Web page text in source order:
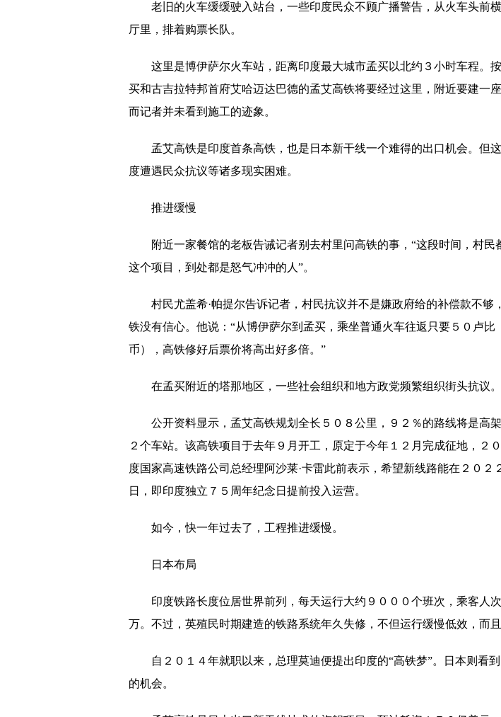
从让理想飞扬，到梦想点亮未来，红旗品牌吹响新能源号角
旗领风尚 红旗H6广州车展全球首发
十年磨剑锐意进取 ——平安养老险“养老梦”底气十足
平安养老险惠民保升级创新 普惠新市民
秉承34年中国平安不变初心 平安养老险用专业保障“老有所养”
疫情无阻，温暖常伴｜平安养老险服务不打烊，守护在身边！
“十四五”国民健康规划呼吁“社会第六险”，长护险“平安样板”破局养老困境
青春向上 奋斗出彩——百年青春同心向党，平安养老险青年如是说
沈阳市府恒隆广场10周年庆让艺术邂逅科技 大型虚拟现实沉浸式艺术展《無
新品上市 普惠为民 | 平安养老险2022年4月品牌播报
深耕沈城十年 看好东北经济 高端商业地产推动沈阳消费经济可持续发展——
六代中医传人张喜海：守正中医创新治骨法 传承中医精华济苍生
12.68万元起，长城炮乘用皮卡沈阳上市
加快体系融合 强化联合制胜
“二房东”涌现 民宿真的变味了吗
利物浦挑战曼城霸权？ 连“死对头”都说行！
卖学区房却占入学名额被判违约
原来是一场乌龙？黄晓明卷入18亿股票操纵案 刚刚最新回应来了
北京顺义1300套共有产权房获批
老旧的火车缓缓驶入站台，一些印度民众不顾广播警告，从火车头前
厅里，排着购票长队。
这里是博伊萨尔火车站，距离印度最大城市孟买以北约３小时车程。
买和古吉拉特邦首府艾哈迈达巴德的孟艾高铁将要经过这里，附近要建一
而记者并未看到施工的迹象。
孟艾高铁是印度首条高铁，也是日本新干线一个难得的出口机会。但
度遭遇民众抗议等诸多现实困难。
推进缓慢
附近一家餐馆的老板告诫记者别去村里问高铁的事，“这段时间，村民
这个项目，到处都是怒气冲冲的人”。
村民尤盖希·帕提尔告诉记者，村民抗议并不是嫌政府给的补偿款不够
铁没有信心。他说：“从博伊萨尔到孟买，乘坐普通火车往返只要５０卢比
币），高铁修好后票价将高出好多倍。”
在孟买附近的塔那地区，一些社会组织和地方政党频繁组织街头抗议。
公开资料显示，孟艾高铁规划全长５０８公里，９２％的路线将是高
２个车站。该高铁项目于去年９月开工，原定于今年１２月完成征地，２
度国家高速铁路公司总经理阿沙莱·卡雷此前表示，希望新线路能在２０２
日，即印度独立７５周年纪念日提前投入运营。
如今，快一年过去了，工程推进缓慢。
日本布局
印度铁路长度位居世界前列，每天运行大约９０００个班次，乘客人
万。不过，英殖民时期建造的铁路系统年久失修，不但运行缓慢低效，而且
自２０１４年就职以来，总理莫迪便提出印度的“高铁梦”。日本则看
的机会。